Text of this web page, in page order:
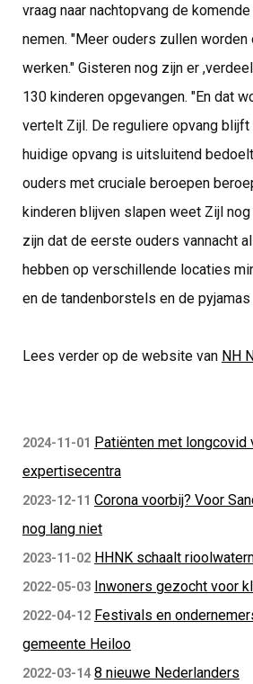
vraag naar nachtopvang de
nemen. "Meer ouders zullen
werken." Gisteren nog zijn er
130 kinderen opgevangen. "En dat
vertelt Zijl. De reguliere opvang
huidige opvang is uitsluitend
ouders met cruciale beroepen
kinderen blijven slapen weet Zijl nog
zijn dat de eerste ouders vannacht
hebben op verschillende locaties
en de tandenborstels en de pyjamas
Lees verder op de website van NH
2024-11-01 Patiënten met
expertisecentra
2023-12-11 Corona voorbij? Voor
nog lang niet
2023-11-02 HHNK schaalt
2022-05-03 Inwoners gezocht voor
2022-04-12 Festivals en
gemeente Heiloo
2022-03-14 8 nieuwe Nederlanders